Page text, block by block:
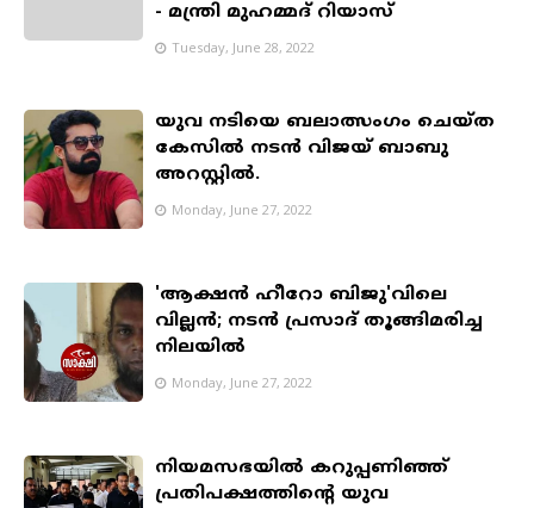
- മന്ത്രി മുഹമ്മദ് റിയാസ്
Tuesday, June 28, 2022
യുവ നടിയെ ബലാത്സംഗം ചെയ്ത
കേസിൽ നടൻ വിജയ് ബാബു
അറസ്റ്റിൽ.
Monday, June 27, 2022
'ആക്ഷൻ ഹീറോ ബിജു'വിലെ
വില്ലൻ; നടൻ പ്രസാദ് തൂങ്ങിമരിച്ച
നിലയിൽ
Monday, June 27, 2022
നിയമസഭയിൽ കറുപ്പണിഞ്ഞ്
പ്രതിപക്ഷത്തിന്റെ യുവ